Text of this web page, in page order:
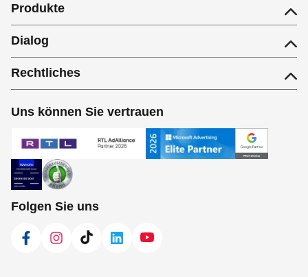
Produkte
Dialog
Rechtliches
Uns können Sie vertrauen
Folgen Sie uns